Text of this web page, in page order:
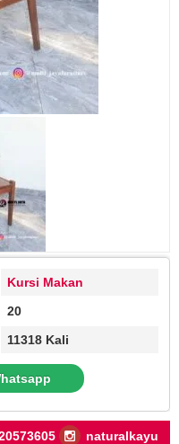
Kursi Makan
20
11318 Kali
naturalkayu